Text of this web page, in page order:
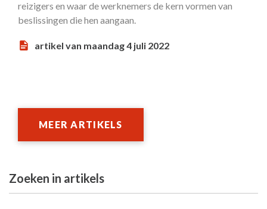
reizigers en waar de werknemers de kern vormen van
beslissingen die hen aangaan.
artikel van maandag 4 juli 2022
MEER ARTIKELS
Zoeken in artikels